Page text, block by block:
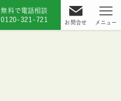
無料で電話相談
0120-321-721 お問合せ メニュー